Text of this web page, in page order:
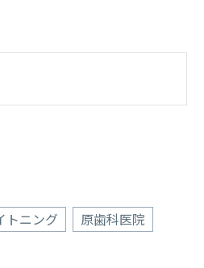
トニング
原歯科医院